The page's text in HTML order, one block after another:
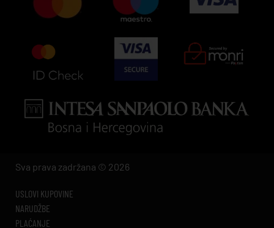
Sva prava zadržana © 2026
USLOVI KUPOVINE
NARUDŽBE
PLAĆANJE